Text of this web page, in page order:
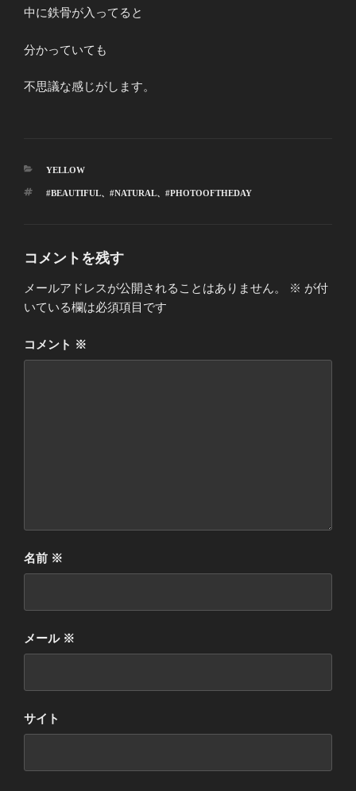
中に鉄骨が入ってると
分かっていても
不思議な感じがします。
カ
ゴ
YELLOW
タ
#BEAUTIFUL、 #NATURAL、 #PHOTOOFTHEDAY
コメントを残す
メールアドレスが公開されることはありません。 ※ が付
いている欄は必須項目です
コメント ※
名前 ※
メール ※
サイト